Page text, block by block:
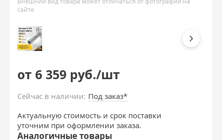
сайте
от 6 359 руб./шт
Сейчас в наличии: Под заказ*
Актуальную стоимость и срок поставки
уточним при оформлении заказа.
Аналогичные товары